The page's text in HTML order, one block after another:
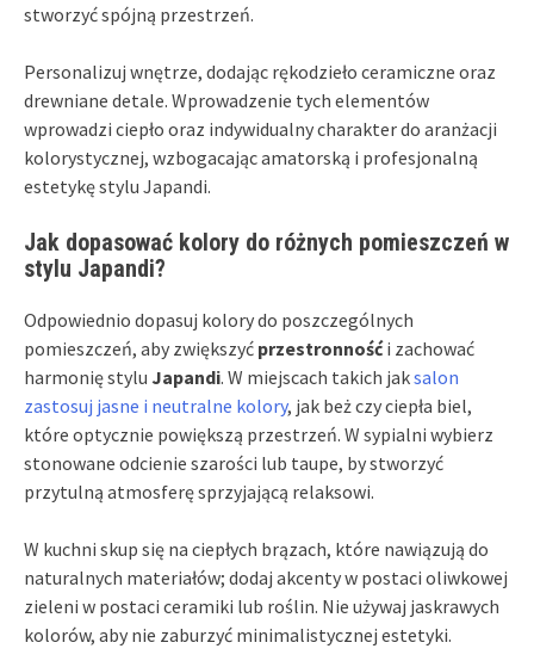
stworzyć spójną przestrzeń.
Personalizuj wnętrze, dodając rękodzieło ceramiczne oraz
drewniane detale. Wprowadzenie tych elementów
wprowadzi ciepło oraz indywidualny charakter do aranżacji
kolorystycznej, wzbogacając amatorską i profesjonalną
estetykę stylu Japandi.
Jak dopasować kolory do różnych pomieszczeń w
stylu Japandi?
Odpowiednio dopasuj kolory do poszczególnych
pomieszczeń, aby zwiększyć przestronnośći zachować
harmonię stylu Japandi. W miejscach takich jaksalon
zastosuj jasne i neutralne kolory, jak beż czy ciepła biel,
które optycznie powiększą przestrzeń. W sypialni wybierz
stonowane odcienie szarości lub taupe, by stworzyć
przytulną atmosferę sprzyjającą relaksowi.
W kuchni skup się na ciepłych brązach, które nawiązują do
naturalnych materiałów; dodaj akcenty w postaci oliwkowej
zieleni w postaci ceramiki lub roślin. Nie używaj jaskrawych
kolorów, aby nie zaburzyć minimalistycznej estetyki.